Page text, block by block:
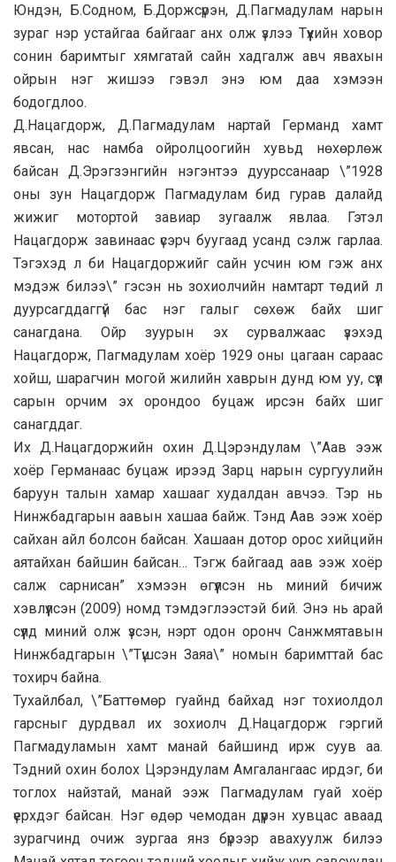
Юндэн, Б.Содном, Б.Доржсүрэн, Д.Пагмадулам нарын
зураг нэр устайгаа байгааг анх олж үзлээ Түүхийн ховор
сонин баримтыг хямгатай сайн хадгалж авч явахын
ойрын нэг жишээ гэвэл энэ юм даа хэмээн
бодогдлоо.
Д.Нацагдорж, Д.Пагмадулам нартай Германд хамт
явсан, нас намба ойролцоогийн хувьд нөхөрлөж
байсан Д.Эрэгзэнгийн нэгэнтээ дуурссанаар \”1928
оны зун Нацагдорж Пагмадулам бид гурав далайд
жижиг мотортой завиар зугаалж явлаа. Гэтэл
Нацагдорж завинаас үсэрч буугаад усанд сэлж гарлаа.
Тэгэхэд л би Нацагдоржийг сайн усчин юм гэж анх
мэдэж билээ\” гэсэн нь зохиолчийн намтарт төдий л
дуурсагддаггүй бас нэг галыг сөхөж байх шиг
санагдана. Ойр зуурын эх сурвалжаас үзэхэд
Нацагдорж, Пагмадулам хоёр 1929 оны цагаан сараас
хойш, шарагчин могой жилийн хаврын дунд юм уу, сүүл
сарын орчим эх орондоо буцаж ирсэн байх шиг
санагддаг.
Их Д.Нацагдоржийн охин Д.Цэрэндулам \”Аав ээж
хоёр Германаас буцаж ирээд Зарц нарын сургуулийн
баруун талын хамар хашааг худалдан авчээ. Тэр нь
Нинжбадгарын аавын хашаа байж. Тэнд Аав ээж хоёр
сайхан айл болсон байсан. Хашаан дотор орос хийцийн
аятайхан байшин байсан… Тэгж байгаад аав ээж хоёр
салж сарнисан” хэмээн өгүүлсэн нь миний бичиж
хэвлүүлсэн (2009) номд тэмдэглээстэй бий. Энэ нь арай
сүүлд миний олж үзсэн, нэрт одон оронч Санжмятавын
Нинжбадгарын \”Түшсэн Заяа\” номын баримттай бас
тохирч байна.
Тухайлбал, \”Баттөмөр гуайнд байхад нэг тохиолдол
гарсныг дурдвал их зохиолч Д.Нацагдорж гэргий
Пагмадуламын хамт манай байшинд ирж суув аа.
Тэдний охин болох Цэрэндулам Амгалангаас ирдэг, би
тоглох найзтай, манай ээж Пагмадулам гуай хоёр
үерхдэг байсан. Нэг өдөр чемодан дүүрэн хувцас аваад
зурагчинд очиж зургаа янз бүрээр авахуулж билээ